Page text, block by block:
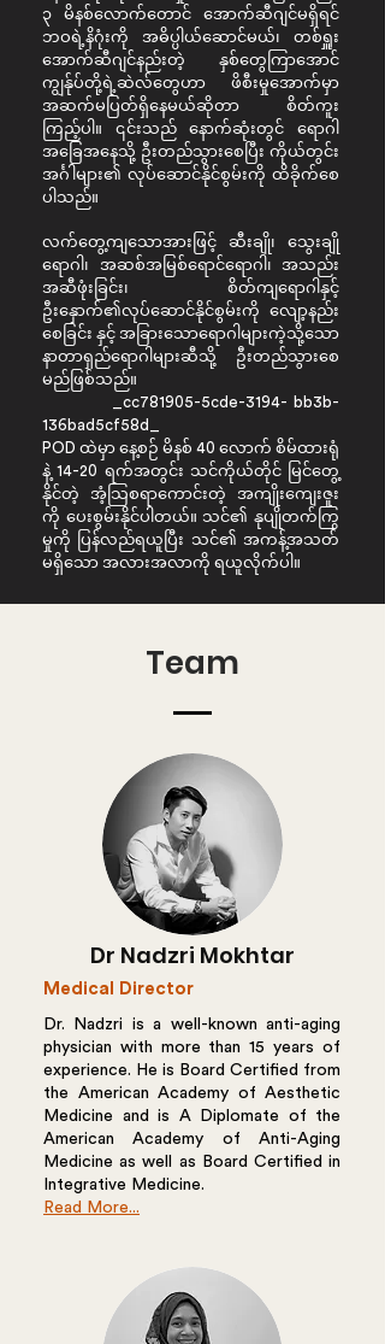
၃ မိနစ်လောက်တောင် အောက်ဆီဂျင်မရှိရင်
ဘဝရဲ့နိဂုံးကို အဓိပ္ပါယ်ဆောင်မယ်၊ တစ်ရှူး
အောက်ဆီဂျင်နည်းတဲ့ နှစ်တွေကြာအောင်
ကျွန်ုပ်တို့ရဲ့ဆဲလ်တွေဟာ ဖိစီးမှုအောက်မှာ
အဆက်မပြတ်ရှိနေမယ်ဆိုတာ စိတ်ကူး
ကြည့်ပါ။ ၎င်းသည် နောက်ဆုံးတွင် ရောဂါ
အခြေအနေသို့ ဦးတည်သွားစေပြီး ကိုယ်တွင်း
အင်္ဂါများ၏ လုပ်ဆောင်နိုင်စွမ်းကို ထိခိုက်စေ
ပါသည်။
လက်တွေ့ကျသောအားဖြင့် ဆီးချို၊ သွေးချို
ရောဂါ၊ အဆစ်အမြစ်ရောင်ရောဂါ၊ အသည်း
အဆီဖုံးခြင်း၊ စိတ်ကျရောဂါနှင့်
ဦးနှောက်၏လုပ်ဆောင်နိုင်စွမ်းကို လျော့နည်း
စေခြင်း နှင့် အခြားသောရောဂါများကဲ့သို့သော
နာတာရှည်ရောဂါများဆီသို့ ဦးတည်သွားစေ
မည်ဖြစ်သည်။
_cc781905-5cde-3194- bb3b-
136bad5cf58d_
POD ထဲမှာ နေ့စဉ် မိနစ် 40 လောက် စိမ်ထားရုံ
နဲ့ 14-20 ရက်အတွင်း သင်ကိုယ်တိုင် မြင်တွေ့
နိုင်တဲ့ အံ့သြစရာကောင်းတဲ့ အကျိုးကျေးဇူး
ကို ပေးစွမ်းနိုင်ပါတယ်။ သင်၏ နုပျိုတက်ကြွ
မှုကို ပြန်လည်ရယူပြီး သင်၏ အကန့်အသတ်
မရှိသော အလားအလာကို ရယူလိုက်ပါ။
Team
Dr Nadzri Mokhtar
Medical Director
Dr. Nadzri is a well-known anti-aging
physician with more than 15 years of
experience. He is Board Certified from
the American Academy of Aesthetic
Medicine and is A Diplomate of the
American Academy of Anti-Aging
Medicine as well as Board Certified in
Integrative Medicine.
Read More...